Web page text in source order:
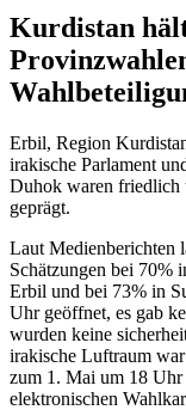
Kurdistan
Erbil, Region
irakische Parlament
Duhok waren friedlich
geprägt.
Laut Medienberichten
Schätzungen bei 70%
Erbil und bei 73% in
Uhr geöffnet, es gab
wurden keine
irakische Luftraum
zum 1. Mai um 18
elektronischen